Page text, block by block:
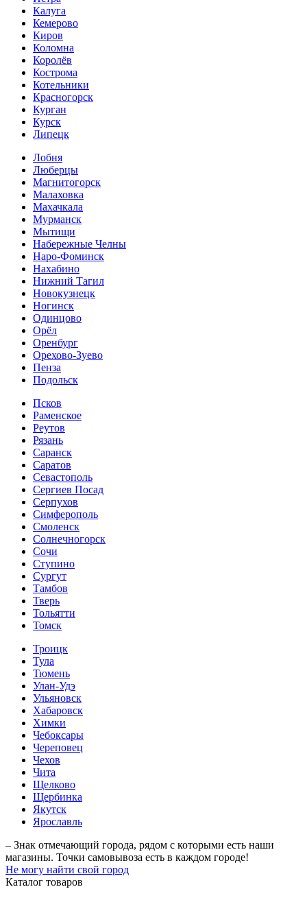
Калуга
Кемерово
Киров
Коломна
Королёв
Кострома
Котельники
Красногорск
Курган
Курск
Липецк
Лобня
Люберцы
Магнитогорск
Малаховка
Махачкала
Мурманск
Мытищи
Набережные Челны
Наро-Фоминск
Нахабино
Нижний Тагил
Новокузнецк
Ногинск
Одинцово
Орёл
Оренбург
Орехово-Зуево
Пенза
Подольск
Псков
Раменское
Реутов
Рязань
Саранск
Саратов
Севастополь
Сергиев Посад
Серпухов
Симферополь
Смоленск
Солнечногорск
Сочи
Ступино
Сургут
Тамбов
Тверь
Тольятти
Томск
Троицк
Тула
Тюмень
Улан-Удэ
Ульяновск
Хабаровск
Химки
Чебоксары
Череповец
Чехов
Чита
Щелково
Щербинка
Якутск
Ярославль
– Знак отмечающий города, рядом с которыми есть наши
магазины. Точки самовывоза есть в каждом городе!
Не могу найти свой город
Каталог товаров